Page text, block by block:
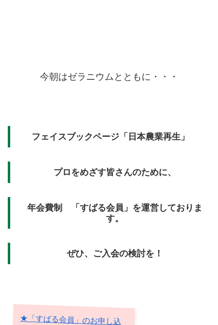
今朝はゼラニウムとともに・・・
フェイスブックページ「日本農業再生」
プロをめざす皆さんのために、
年会費制 「すばる会員」を運営しておりま
す。
ぜひ、ご入会の検討を！
★「すばる会員」のお申し込